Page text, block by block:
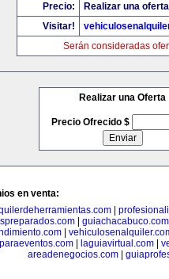
Precio:
Realizar una
Visitar!
Serán consideradas
Realizar una Oferta
Precio Ofrecido $
en venta:
| guiachacabuco.com
|
laguiavirtual.com
areadenegocios.com|